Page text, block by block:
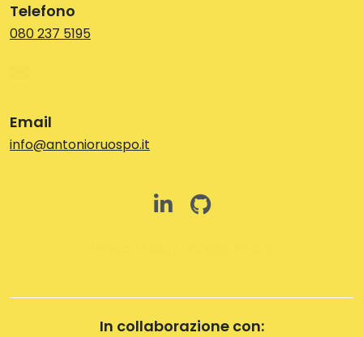
Telefono
080 237 5195
Email
info@antonioruospo.it
In collaborazione con: